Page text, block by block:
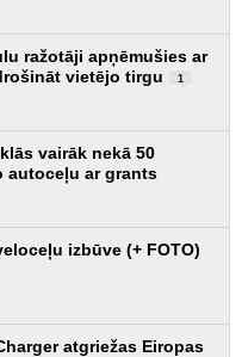
ražotāji apņēmušies ar
vietējo tirgu
1
vairāk nekā 50
autoceļu ar grants
izbūve (+ FOTO)
atgriežas Eiropas